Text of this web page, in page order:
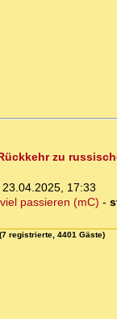
zu
23.04.2025, 17:33
passieren (mC) -
registrierte, 4401 Gäste)